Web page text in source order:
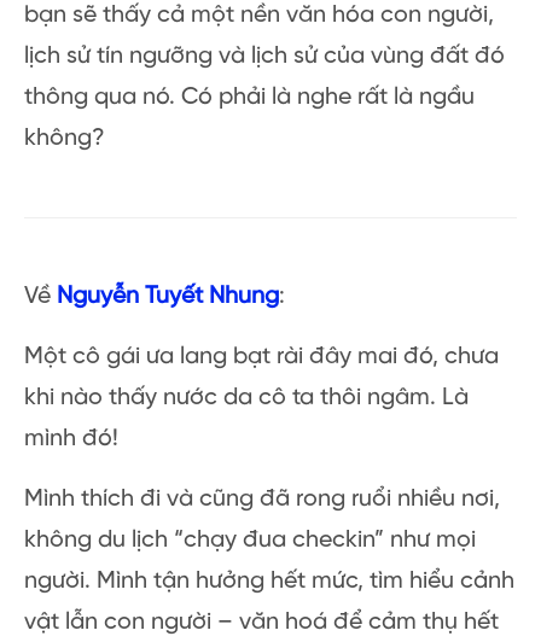
Chùa Ông Bổn có nhiều buổi lễ đặc sắc đậm
đà văn hoá dân tộc Hoa. Như ngày rằm, lễ
vía A Côn, các dịp Tết, lễ xin phù hộ lân sư
Tổng kết
viếng những ngôi chùa linh thiêng này bạn
nhé. Hi vọng những nguyện cầu của bạn ở
lịch thích chiêm ngưỡng công trình kiến trúc,
bạn sẽ thấy cả một nền văn hóa con người,
lịch sử tín ngưỡng và lịch sử của vùng đất đó
thông qua nó. Có phải là nghe rất là ngầu